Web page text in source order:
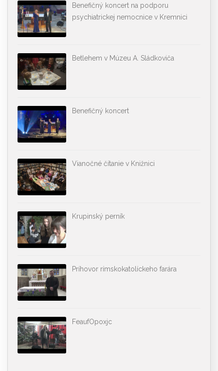
Benefičný koncert na podporu
psychiatrickej nemocnice v Kremnici
Betlehem v Múzeu A. Sládkoviča
Benefičný koncert
Vianočné čítanie v Knižnici
Krupinský perník
Príhovor rímskokatolíckeho farára
FeaufOpoxjc